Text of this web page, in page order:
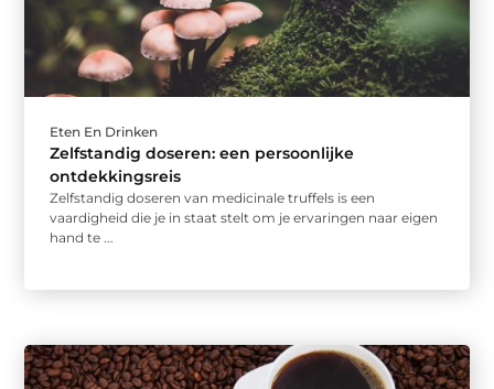
Eten En Drinken
Zelfstandig doseren: een persoonlijke
ontdekkingsreis
Zelfstandig doseren van medicinale truffels is een
vaardigheid die je in staat stelt om je ervaringen naar eigen
hand te ...